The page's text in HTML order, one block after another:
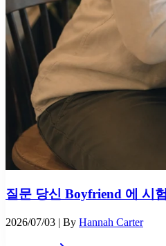
질문 당신 Boyfriend 에 시
2026/07/03 | By Hannah Carter